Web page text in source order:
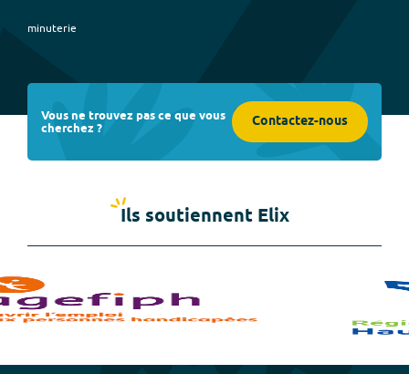
minuterie
Vous ne trouvez pas ce que vous
cherchez ? Contactez-nous
Ils soutiennent Elix